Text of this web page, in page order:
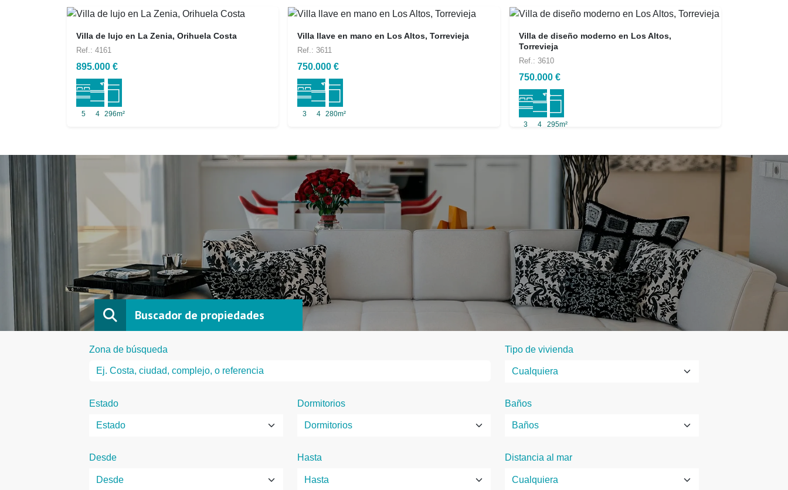
Villa de lujo en La Zenia, Orihuela Costa
Ref.: 4161
895.000 €
5 4 296m²
Villa llave en mano en Los Altos, Torrevieja
Ref.: 3611
750.000 €
3 4 280m²
Villa de diseño moderno en Los Altos,
Torrevieja
Ref.: 3610
750.000 €
3 4 295m²
Buscador de propiedades
Zona de búsqueda Tipo de vivienda
Estado Dormitorios Baños
Desde Hasta Distancia al mar